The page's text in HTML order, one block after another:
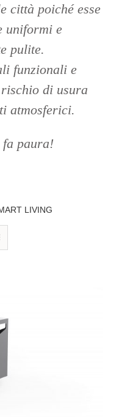
città poiché esse
uniformi e
pulite.
funzionali e
di usura
atmosferici.
paura!
LIVING